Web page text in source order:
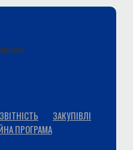
ЗВІТНІСТЬ
ЗАКУПІВЛІ
ПРОГРАМА